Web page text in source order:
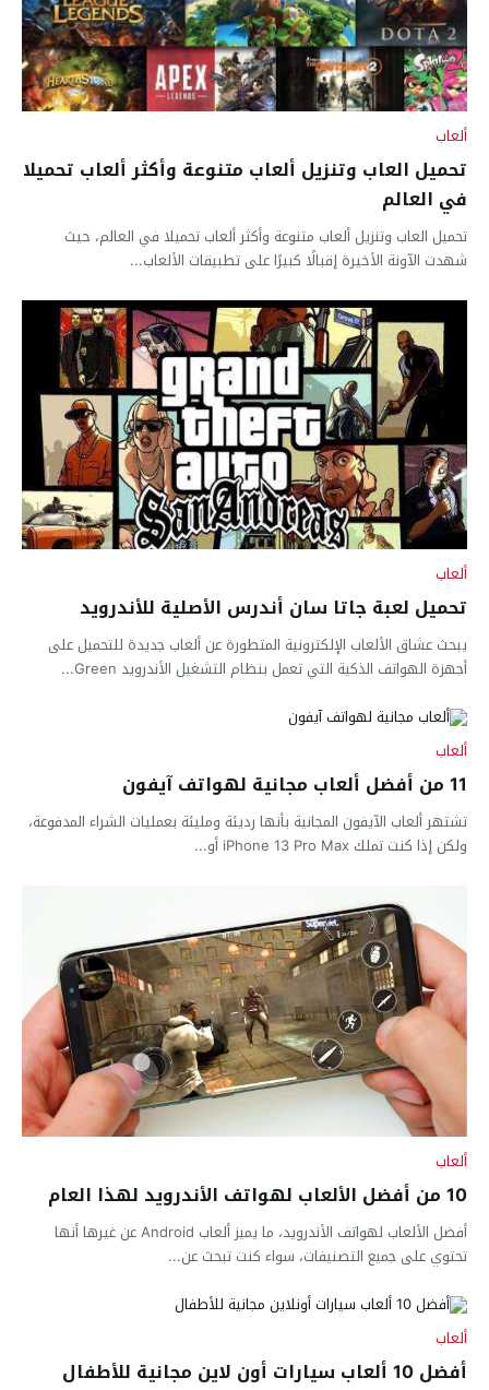
ألعاب
تحميل العاب وتنزيل ألعاب متنوعة وأكثر ألعاب تحميلا
في العالم
تحميل العاب وتنزيل ألعاب متنوعة وأكثر ألعاب تحميلا في العالم، حيث
شهدت الآونة الأخيرة إقبالًا كبيرًا على تطبيقات الألعاب...
ألعاب
تحميل لعبة جاتا سان أندرس الأصلية للأندرويد
يبحث عشاق الألعاب الإلكترونية المتطورة عن ألعاب جديدة للتحميل على
أجهزة الهواتف الذكية التي تعمل بنظام التشغيل الأندرويد Green...
ألعاب
11 من أفضل ألعاب مجانية لهواتف آيفون
تشتهر ألعاب الآيفون المجانية بأنها رديئة ومليئة بعمليات الشراء المدفوعة،
ولكن إذا كنت تملك iPhone 13 Pro Max أو...
ألعاب
10 من أفضل الألعاب لهواتف الأندرويد لهذا العام
أفضل الألعاب لهواتف الأندرويد، ما يميز ألعاب Android عن غيرها أنها
تحتوي على جميع التصنيفات، سواء كنت تبحث عن...
ألعاب
أفضل 10 ألعاب سيارات أون لاين مجانية للأطفال